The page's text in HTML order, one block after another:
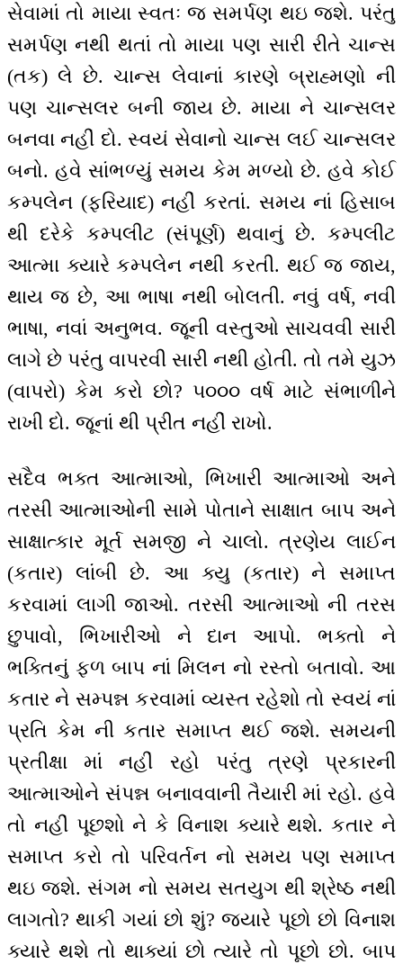
સેવામાં તો માયા સ્વતઃ જ સમર્પણ થઇ જશે. પરંતુ
સમર્પણ નથી થતાં તો માયા પણ સારી રીતે ચાન્સ
(તક) લે છે. ચાન્સ લેવાનાં કારણે બ્રાહ્મણો ની
પણ ચાન્સલર બની જાય છે. માયા ને ચાન્સલર
બનવા નહીં દો. સ્વયં સેવાનો ચાન્સ લઈ ચાન્સલર
બનો. હવે સાંભળ્યું સમય કેમ મળ્યો છે. હવે કોઈ
કમ્પલેન (ફરિયાદ) નહીં કરતાં. સમય નાં હિસાબ
થી દરેકે કમ્પલીટ (સંપૂર્ણ) થવાનું છે. કમ્પલીટ
આત્મા ક્યારે કમ્પલેન નથી કરતી. થઈ જ જાય,
થાય જ છે, આ ભાષા નથી બોલતી. નવું વર્ષ, નવી
ભાષા, નવાં અનુભવ. જૂની વસ્તુઓ સાચવવી સારી
લાગે છે પરંતુ વાપરવી સારી નથી હોતી. તો તમે યુઝ
(વાપરો) કેમ કરો છો? ૫૦૦૦ વર્ષ માટે સંભાળીને
રાખી દો. જૂનાં થી પ્રીત નહીં રાખો.
સદૈવ ભક્ત આત્માઓ, ભિખારી આત્માઓ અને
તરસી આત્માઓની સામે પોતાને સાક્ષાત બાપ અને
સાક્ષાત્કાર મૂર્ત સમજી ને ચાલો. ત્રણેય લાઈન
(કતાર) લાંબી છે. આ ક્યુ (કતાર) ને સમાપ્ત
કરવામાં લાગી જાઓ. તરસી આત્માઓ ની તરસ
છુપાવો, ભિખારીઓ ને દાન આપો. ભક્તો ને
ભક્તિનું ફળ બાપ નાં મિલન નો રસ્તો બતાવો. આ
કતાર ને સમ્પન્ન કરવામાં વ્યસ્ત રહેશો તો સ્વયં નાં
પ્રતિ કેમ ની કતાર સમાપ્ત થઈ જશે. સમયની
પ્રતીક્ષા માં નહીં રહો પરંતુ ત્રણે પ્રકારની
આત્માઓને સંપન્ન બનાવવાની તૈયારી માં રહો. હવે
તો નહીં પૂછશો ને કે વિનાશ ક્યારે થશે. કતાર ને
સમાપ્ત કરો તો પરિવર્તન નો સમય પણ સમાપ્ત
થઇ જશે. સંગમ નો સમય સતયુગ થી શ્રેષ્ઠ નથી
લાગતો? થાકી ગયાં છો શું? જ્યારે પૂછો છો વિનાશ
ક્યારે થશે તો થાક્યાં છો ત્યારે તો પૂછો છો. બાપ